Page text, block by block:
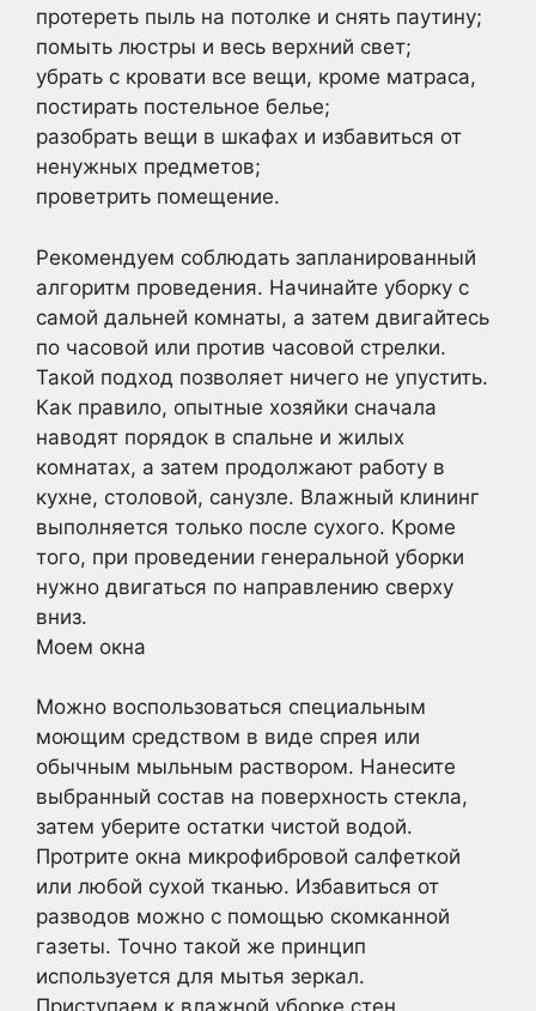
протереть пыль на потолке и снять паутину;
помыть люстры и весь верхний свет;
убрать с кровати все вещи, кроме матраса,
постирать постельное белье;
разобрать вещи в шкафах и избавиться от
ненужных предметов;
проветрить помещение.
Рекомендуем соблюдать запланированный
алгоритм проведения. Начинайте уборку с
самой дальней комнаты, а затем двигайтесь
по часовой или против часовой стрелки.
Такой подход позволяет ничего не упустить.
Как правило, опытные хозяйки сначала
наводят порядок в спальне и жилых
комнатах, а затем продолжают работу в
кухне, столовой, санузле. Влажный клининг
выполняется только после сухого. Кроме
того, при проведении генеральной уборки
нужно двигаться по направлению сверху
вниз.
Моем окна
Можно воспользоваться специальным
моющим средством в виде спрея или
обычным мыльным раствором. Нанесите
выбранный состав на поверхность стекла,
затем уберите остатки чистой водой.
Протрите окна микрофибровой салфеткой
или любой сухой тканью. Избавиться от
разводов можно с помощью скомканной
газеты. Точно такой же принцип
используется для мытья зеркал.
Приступаем к влажной уборке стен